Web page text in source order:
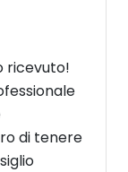
ricevuto!
di tenere